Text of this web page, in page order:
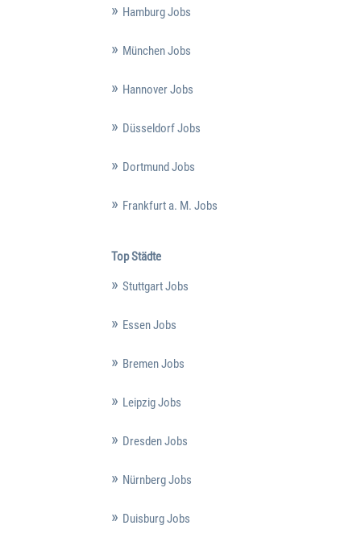
Hamburg Jobs
München Jobs
Hannover Jobs
Düsseldorf Jobs
Dortmund Jobs
Frankfurt a. M. Jobs
Top Städte
Stuttgart Jobs
Essen Jobs
Bremen Jobs
Leipzig Jobs
Dresden Jobs
Nürnberg Jobs
Duisburg Jobs